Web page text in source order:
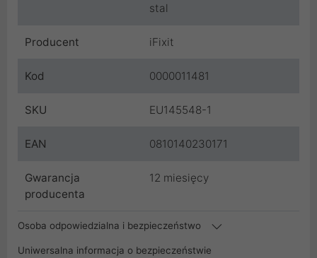
stal
Producent iFixit
Kod 0000011481
SKU EU145548-1
EAN 0810140230171
Gwarancja
producenta
12 miesięcy
Osoba odpowiedzialna i bezpieczeństwo
Uniwersalna informacja o bezpieczeństwie